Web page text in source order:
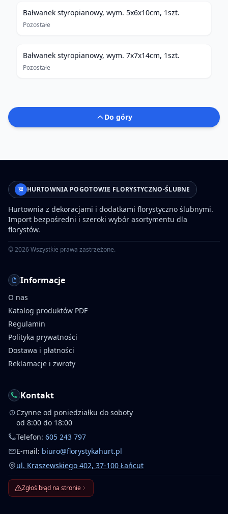
Bałwanek styropianowy, wym. 5x6x10cm, 1szt.
Pozostałe
Bałwanek styropianowy, wym. 7x7x14cm, 1szt.
Pozostałe
Do góry
HURTOWNIA POGOTOWIE FLORYSTYCZNO-ŚLUBNE
Hurtownia z dekoracjami i dodatkami florystyczno ślubnymi.
Import bezpośredni i szeroki wybór asortymentu dla
florystów.
©2026Wszystkie prawa zastrzeżone.
Informacje
O nas
Katalog produktów PDF
Regulamin
Polityka prywatności
Dostawa i płatności
Reklamacje i zwroty
Kontakt
Czynne od poniedziałku do soboty
od 8:00 do 18:00
Telefon: 605 243 797
E-mail: biuro@florystykahurt.pl
ul. Kraszewskiego 402, 37-100 Łańcut
Zgłoś błąd na stronie